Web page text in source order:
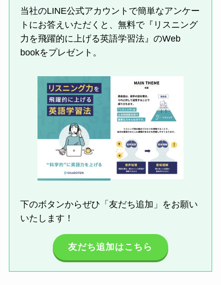
当社のLINE公式アカウントで簡単なアンケー
トにお答えいただくと、無料で『リスニング
力を飛躍的に上げる英語学習法』のWeb
bookをプレゼント。
下のボタンからぜひ「友だち追加」をお願い
いたします！
友だち追加はこちら